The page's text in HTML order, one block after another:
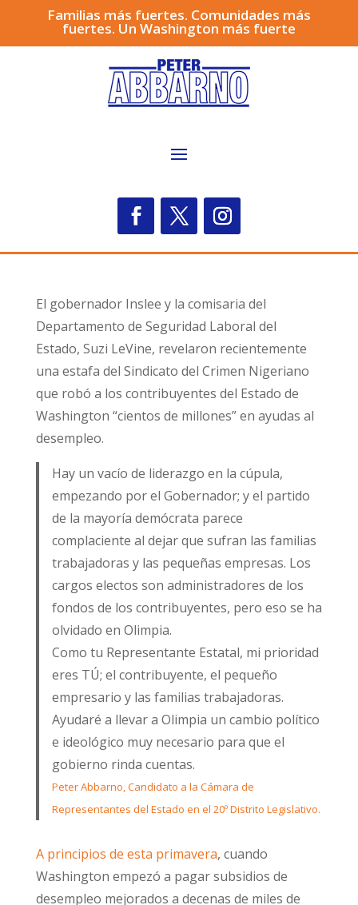
Familias más fuertes. Comunidades más
fuertes. Un Washington más fuerte
El gobernador Inslee y la comisaria del
Departamento de Seguridad Laboral del
Estado, Suzi LeVine, revelaron recientemente
una estafa del Sindicato del Crimen Nigeriano
que robó a los contribuyentes del Estado de
Washington “cientos de millones” en ayudas al
desempleo.
Hay un vacío de liderazgo en la cúpula,
empezando por el Gobernador; y el partido
de la mayoría demócrata parece
complaciente al dejar que sufran las familias
trabajadoras y las pequeñas empresas. Los
cargos electos son administradores de los
fondos de los contribuyentes, pero eso se ha
olvidado en Olimpia.
Como tu Representante Estatal, mi prioridad
eres TÚ; el contribuyente, el pequeño
empresario y las familias trabajadoras.
Ayudaré a llevar a Olimpia un cambio político
e ideológico muy necesario para que el
gobierno rinda cuentas.
Peter Abbarno, Candidato a la Cámara de
Representantes del Estado en el 20º Distrito Legislativo.
A principios de esta primavera, cuando
Washington empezó a pagar subsidios de
desempleo mejorados a decenas de miles de